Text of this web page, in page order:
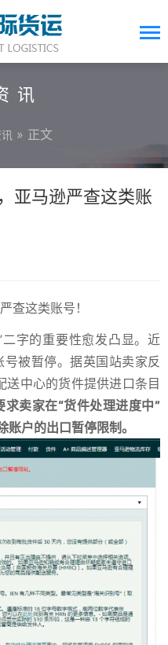
讯
» 正文
亚马逊严查这类账
查这类账号！
二字的重要性愈发凸显。近
被暂停。据英国站卖家反
送中心的货件提供进口条目
求卖家在“货件处理进度中”
户的出口暂停限制。